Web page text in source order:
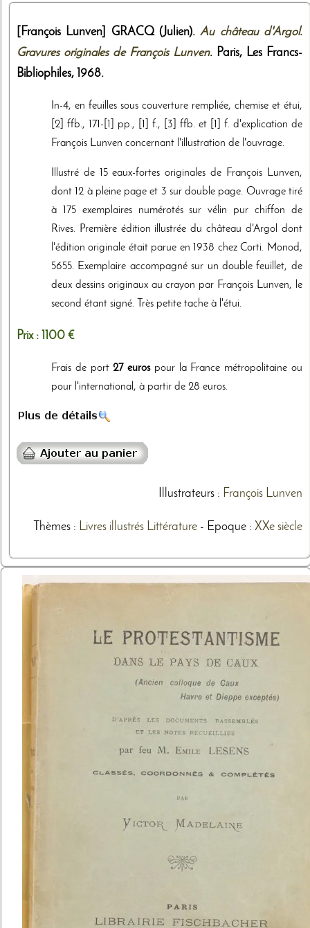
[François Lunven] GRACQ (Julien).Au château d'Argol.
Gravures originales de François Lunven. Paris, Les Francs-
Bibliophiles, 1968.
In-4, en feuilles sous couverture rempliée, chemise et étui,
[2] ffb., 171-[1] pp., [1] f., [3] ffb. et [1] f. d'explication de
François Lunven concernant l'illustration de l'ouvrage.
Illustré de 15 eaux-fortes originales de François Lunven,
dont 12 à pleine page et 3 sur double page. Ouvrage tiré
à 175 exemplaires numérotés sur vélin pur chiffon de
Rives. Première édition illustrée du château d'Argol dont
l'édition originale était parue en 1938 chez Corti. Monod,
5655. Exemplaire accompagné sur un double feuillet, de
deux dessins originaux au crayon par François Lunven, le
second étant signé. Très petite tache à l'étui.
Prix : 1100 €
Frais de port27 eurospour la France métropolitaine ou
pour l'international, à partir de 28 euros.
Illustrateurs: François Lunven
Thèmes: Livres illustrés Littérature- Epoque : XXe siècle